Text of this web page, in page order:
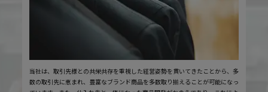
当社は、取引先様との共栄共存を重視した経営姿勢を貫いてきたことから、多
数の取引先に恵まれ、豊富なブランド商品を多数取り揃えることが可能になっ